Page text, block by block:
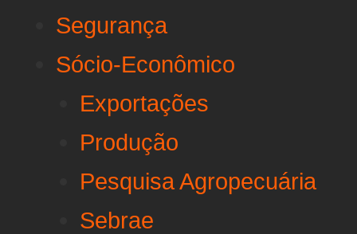
Segurança
Sócio-Econômico
Exportações
Produção
Pesquisa Agropecuária
Sebrae